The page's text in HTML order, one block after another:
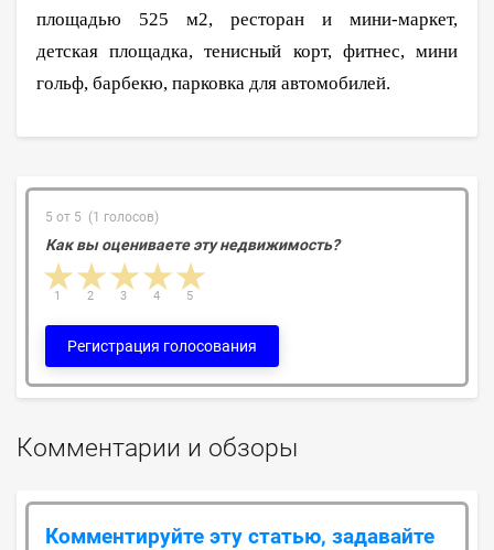
площадью 525 м2, ресторан и мини-маркет,
детская площадка, тенисный корт, фитнес, мини
гольф, барбекю, парковка для автомобилей.
5 от 5 (1 голосов)
Как вы оцениваете эту недвижимость?
4 stars
3 stars
2 stars
1 star 5
4
3
2
1
Регистрация голосования
Комментарии и обзоры
Комментируйте эту статью, задавайте